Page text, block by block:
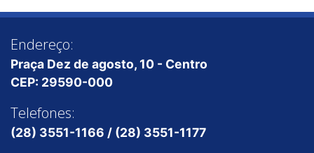
Endereço:
Praça Dez de agosto, 10 - Centro
CEP: 29590-000
Telefones:
(28) 3551-1166 / (28) 3551-1177